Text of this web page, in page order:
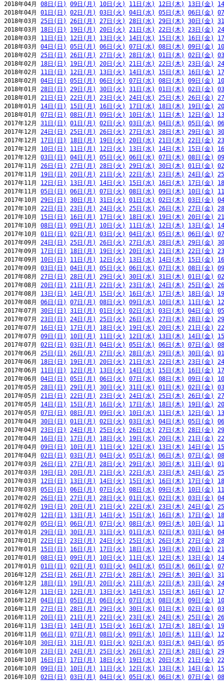
2018年04月 08日(日) 09日(月) 10日(火) 11日(水) 12日(木) 13日(金)
2018年04月 01日(日) 02日(月) 03日(火) 04日(水) 05日(木) 06日(金)
2018年03月 25日(日) 26日(月) 27日(火) 28日(水) 29日(木) 30日(金)
2018年03月 18日(日) 19日(月) 20日(火) 21日(水) 22日(木) 23日(金)
2018年03月 11日(日) 12日(月) 13日(火) 14日(水) 15日(木) 16日(金)
2018年03月 04日(日) 05日(月) 06日(火) 07日(水) 08日(木) 09日(金)
2018年02月 25日(日) 26日(月) 27日(火) 28日(水) 01日(木) 02日(金)
2018年02月 18日(日) 19日(月) 20日(火) 21日(水) 22日(木) 23日(金)
2018年02月 11日(日) 12日(月) 13日(火) 14日(水) 15日(木) 16日(金)
2018年02月 04日(日) 05日(月) 06日(火) 07日(水) 08日(木) 09日(金)
2018年01月 28日(日) 29日(月) 30日(火) 31日(水) 01日(木) 02日(金)
2018年01月 21日(日) 22日(月) 23日(火) 24日(水) 25日(木) 26日(金)
2018年01月 14日(日) 15日(月) 16日(火) 17日(水) 18日(木) 19日(金)
2018年01月 07日(日) 08日(月) 09日(火) 10日(水) 11日(木) 12日(金)
2017年12月 31日(日) 01日(月) 02日(火) 03日(水) 04日(木) 05日(金)
2017年12月 24日(日) 25日(月) 26日(火) 27日(水) 28日(木) 29日(金)
2017年12月 17日(日) 18日(月) 19日(火) 20日(水) 21日(木) 22日(金)
2017年12月 10日(日) 11日(月) 12日(火) 13日(水) 14日(木) 15日(金)
2017年12月 03日(日) 04日(月) 05日(火) 06日(水) 07日(木) 08日(金)
2017年11月 26日(日) 27日(月) 28日(火) 29日(水) 30日(木) 01日(金)
2017年11月 19日(日) 20日(月) 21日(火) 22日(水) 23日(木) 24日(金)
2017年11月 12日(日) 13日(月) 14日(火) 15日(水) 16日(木) 17日(金)
2017年11月 05日(日) 06日(月) 07日(火) 08日(水) 09日(木) 10日(金)
2017年10月 29日(日) 30日(月) 31日(火) 01日(水) 02日(木) 03日(金)
2017年10月 22日(日) 23日(月) 24日(火) 25日(水) 26日(木) 27日(金)
2017年10月 15日(日) 16日(月) 17日(火) 18日(水) 19日(木) 20日(金)
2017年10月 08日(日) 09日(月) 10日(火) 11日(水) 12日(木) 13日(金)
2017年10月 01日(日) 02日(月) 03日(火) 04日(水) 05日(木) 06日(金)
2017年09月 24日(日) 25日(月) 26日(火) 27日(水) 28日(木) 29日(金)
2017年09月 17日(日) 18日(月) 19日(火) 20日(水) 21日(木) 22日(金)
2017年09月 10日(日) 11日(月) 12日(火) 13日(水) 14日(木) 15日(金)
2017年09月 03日(日) 04日(月) 05日(火) 06日(水) 07日(木) 08日(金)
2017年08月 27日(日) 28日(月) 29日(火) 30日(水) 31日(木) 01日(金)
2017年08月 20日(日) 21日(月) 22日(火) 23日(水) 24日(木) 25日(金)
2017年08月 13日(日) 14日(月) 15日(火) 16日(水) 17日(木) 18日(金)
2017年08月 06日(日) 07日(月) 08日(火) 09日(水) 10日(木) 11日(金)
2017年07月 30日(日) 31日(月) 01日(火) 02日(水) 03日(木) 04日(金)
2017年07月 23日(日) 24日(月) 25日(火) 26日(水) 27日(木) 28日(金)
2017年07月 16日(日) 17日(月) 18日(火) 19日(水) 20日(木) 21日(金)
2017年07月 09日(日) 10日(月) 11日(火) 12日(水) 13日(木) 14日(金)
2017年07月 02日(日) 03日(月) 04日(火) 05日(水) 06日(木) 07日(金)
2017年06月 25日(日) 26日(月) 27日(火) 28日(水) 29日(木) 30日(金)
2017年06月 18日(日) 19日(月) 20日(火) 21日(水) 22日(木) 23日(金)
2017年06月 11日(日) 12日(月) 13日(火) 14日(水) 15日(木) 16日(金)
2017年06月 04日(日) 05日(月) 06日(火) 07日(水) 08日(木) 09日(金)
2017年05月 28日(日) 29日(月) 30日(火) 31日(水) 01日(木) 02日(金)
2017年05月 21日(日) 22日(月) 23日(火) 24日(水) 25日(木) 26日(金)
2017年05月 14日(日) 15日(月) 16日(火) 17日(水) 18日(木) 19日(金)
2017年05月 07日(日) 08日(月) 09日(火) 10日(水) 11日(木) 12日(金)
2017年04月 30日(日) 01日(月) 02日(火) 03日(水) 04日(木) 05日(金)
2017年04月 23日(日) 24日(月) 25日(火) 26日(水) 27日(木) 28日(金)
2017年04月 16日(日) 17日(月) 18日(火) 19日(水) 20日(木) 21日(金)
2017年04月 09日(日) 10日(月) 11日(火) 12日(水) 13日(木) 14日(金)
2017年04月 02日(日) 03日(月) 04日(火) 05日(水) 06日(木) 07日(金)
2017年03月 26日(日) 27日(月) 28日(火) 29日(水) 30日(木) 31日(金)
2017年03月 19日(日) 20日(月) 21日(火) 22日(水) 23日(木) 24日(金)
2017年03月 12日(日) 13日(月) 14日(火) 15日(水) 16日(木) 17日(金)
2017年03月 05日(日) 06日(月) 07日(火) 08日(水) 09日(木) 10日(金)
2017年02月 26日(日) 27日(月) 28日(火) 01日(水) 02日(木) 03日(金)
2017年02月 19日(日) 20日(月) 21日(火) 22日(水) 23日(木) 24日(金)
2017年02月 12日(日) 13日(月) 14日(火) 15日(水) 16日(木) 17日(金)
2017年02月 05日(日) 06日(月) 07日(火) 08日(水) 09日(木) 10日(金)
2017年01月 29日(日) 30日(月) 31日(火) 01日(水) 02日(木) 03日(金)
2017年01月 22日(日) 23日(月) 24日(火) 25日(水) 26日(木) 27日(金)
2017年01月 15日(日) 16日(月) 17日(火) 18日(水) 19日(木) 20日(金)
2017年01月 08日(日) 09日(月) 10日(火) 11日(水) 12日(木) 13日(金)
2017年01月 01日(日) 02日(月) 03日(火) 04日(水) 05日(木) 06日(金)
2016年12月 25日(日) 26日(月) 27日(火) 28日(水) 29日(木) 30日(金)
2016年12月 18日(日) 19日(月) 20日(火) 21日(水) 22日(木) 23日(金)
2016年12月 11日(日) 12日(月) 13日(火) 14日(水) 15日(木) 16日(金)
2016年12月 04日(日) 05日(月) 06日(火) 07日(水) 08日(木) 09日(金)
2016年11月 27日(日) 28日(月) 29日(火) 30日(水) 01日(木) 02日(金)
2016年11月 20日(日) 21日(月) 22日(火) 23日(水) 24日(木) 25日(金)
2016年11月 13日(日) 14日(月) 15日(火) 16日(水) 17日(木) 18日(金)
2016年11月 06日(日) 07日(月) 08日(火) 09日(水) 10日(木) 11日(金)
2016年10月 30日(日) 31日(月) 01日(火) 02日(水) 03日(木) 04日(金)
2016年10月 23日(日) 24日(月) 25日(火) 26日(水) 27日(木) 28日(金)
2016年10月 16日(日) 17日(月) 18日(火) 19日(水) 20日(木) 21日(金)
2016年10月 09日(日) 10日(月) 11日(火) 12日(水) 13日(木) 14日(金)
2016年10月 02日(日) 03日(月) 04日(火) 05日(水) 06日(木) 07日(金)